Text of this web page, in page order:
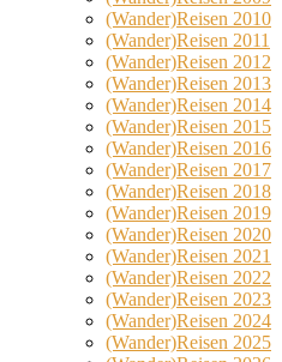
(Wander)Reisen 2010
(Wander)Reisen 2011
(Wander)Reisen 2012
(Wander)Reisen 2013
(Wander)Reisen 2014
(Wander)Reisen 2015
(Wander)Reisen 2016
(Wander)Reisen 2017
(Wander)Reisen 2018
(Wander)Reisen 2019
(Wander)Reisen 2020
(Wander)Reisen 2021
(Wander)Reisen 2022
(Wander)Reisen 2023
(Wander)Reisen 2024
(Wander)Reisen 2025